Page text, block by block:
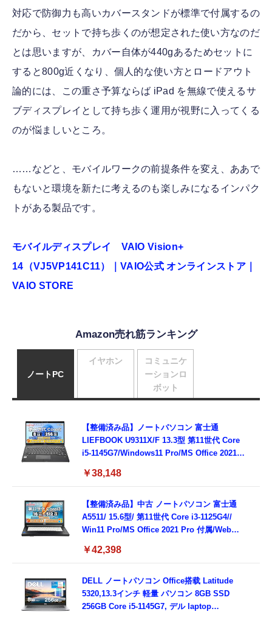
対応で防御力も高いカバースタンドが標準で付属するの
だから、セットで持ち歩くのが想定された使い方なのだ
とは思いますが、カバー自体が440gあるためセットに
すると800g近くなり、個人的な使い方とロードアウト
論的には、この重さ予算ならば iPad を無線で使えるサ
ブディスプレイとして持ち歩く運用が視野に入ってくる
のが悩ましいところ。
……などと、モバイルワークの前提条件を変え、ああで
もないと環境を新たに考えるのも楽しみになるインパク
トがある製品です。
モバイルディスプレイ VAIO Vision+
14（VJ5VP141C11）｜VAIO公式 オンラインストア｜
VAIO STORE
Amazon売れ筋ランキング
ノートPC
【整備済み品】ノートパソコン 富士通
LIEFBOOK U9311X/F 13.3型 第11世代 Core
i5-1145G7/Windows11 Pro/MS Office 2021搭
Type-C/360度回転対応/有線静音マウス付
8GB,SSD256GB)
￥38,148
【整備済み品】中古 ノートパソコン 富士通
A5511/ 15.6型/ 第11世代 Core i3-1125G4//
Win11 Pro/MS Office 2021 Pro 付属/Webカ
3.0)/ 有線静音マウス付属/ 180日保証（メモリ
￥42,398
DELL ノートパソコン Office搭载 Latitude
5320,13.3インチ 軽量 パソコン 8GB SSD
256GB Core i5-1145G7, デル laptop
イヤホン
コミュニケ
ーションロ
ボット